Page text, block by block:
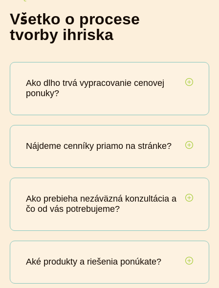
Všetko o procese
tvorby ihriska
Ako dlho trvá vypracovanie cenovej
ponuky?
Nájdeme cenníky priamo na stránke?
Ako prebieha nezáväzná konzultácia a
čo od vás potrebujeme?
Aké produkty a riešenia ponúkate?